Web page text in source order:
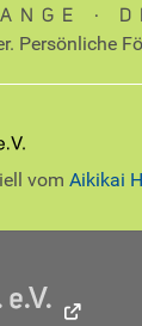
∙
Persönliche
vom Aikikai